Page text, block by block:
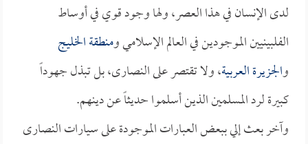
لدى الإنسان في هذا العصر، ولها وجود قوي في أوساط
الفلبينيين الموجودين في العالم الإسلامي ومنطقة الخليج
والجزيرة العربية، ولا تقتصر على النصارى، بل تبذل جهوداً
كبيرة لرد المسلمين الذين أسلموا حديثاً عن دينهم.
وآخر بعث إلي ببعض العبارات الموجودة على سيارات النصارى